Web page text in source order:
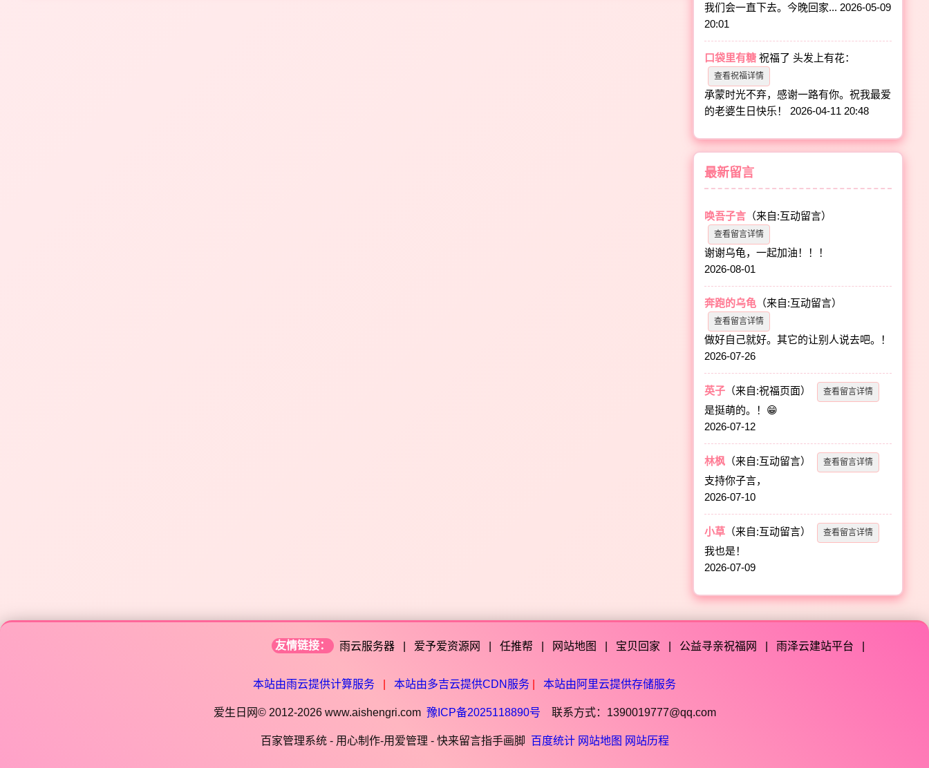
我们会一直下去。今晚回家... 2026-05-09
20:01
口袋里有糖 祝福了头发上有花：
查看祝福详情
承蒙时光不弃，感谢一路有你。祝我最爱
的老婆生日快乐！
2026-04-11 20:48
最新留言
唤吾子言 （来自:互动留言）
查看留言详情
谢谢乌龟，一起加油！！！
2026-08-01
奔跑的乌龟 （来自:互动留言）
查看留言详情
做好自己就好。其它的让别人说去吧。！
2026-07-26
英子 （来自:祝福页面） 查看留言详情
是挺萌的。！😁
2026-07-12
林枫 （来自:互动留言） 查看留言详情
支持你子言，
2026-07-10
小草 （来自:互动留言） 查看留言详情
我也是！
2026-07-09
友情链接： 雨云服务器 爱予爱资源网 任推帮 网站地图 宝贝回家 公益寻亲祝福网 雨泽云建站平台
本站由雨云提供计算服务 本站由多吉云提供CDN服务 本站由阿里云提供存储服务
爱生日网© 2012-2026 www.aishengri.com 豫ICP备2025118890号 联系方式：1390019777@qq.com
百家管理系统 - 用心制作-用爱管理 - 快来留言指手画脚 百度统计 网站地图 网站历程